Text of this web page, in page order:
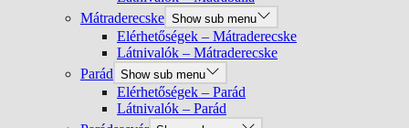
Mátraderecske Show sub menu
Elérhetőségek – Mátraderecske
Látnivalók – Mátraderecske
Parád Show sub menu
Elérhetőségek – Parád
Látnivalók – Parád